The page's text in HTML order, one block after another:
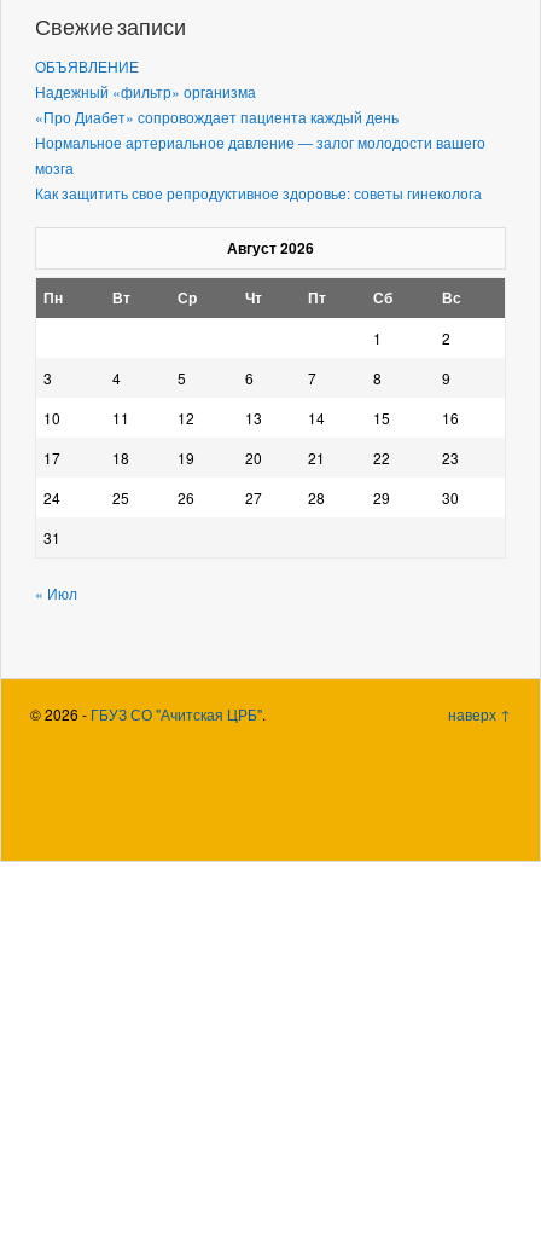
Свежие записи
ОБЪЯВЛЕНИЕ
Надежный «фильтр» организма
«Про Диабет» сопровождает пациента каждый день
Нормальное артериальное давление — залог молодости вашего
мозга
Как защитить свое репродуктивное здоровье: советы гинеколога
Август 2026
Пн Вт Ср Чт Пт Сб Вс
1
2
3
4 5 6 7 8
9
10
11 12 13 14 15
16
17
18 19 20 21 22
23
24
25 26 27 28 29
30
31
« Июл
наверх ↑
© 2026 - ГБУЗ СО "Ачитская ЦРБ".